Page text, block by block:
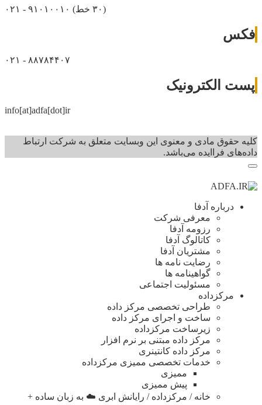
۰۲۱ - ۹۱۰۱۰۰۱۰ (۳۰ خط)
فکس
۰۲۱ - ۸۸۷۸۴۴۰۷
پست الکترونیک
info[at]adfa[dot]ir
کلیه حقوق مادی و معنوی این وبسایت متعلق به شرکت ارتباط
داده‌های فرا‌ایده می‌باشد.
درباره آدفا
معرفی شرکت
رزومه آدفا
کاتالوگ آدفا
مشتریان آدفا
رضایت نامه ها
گواهینامه ها
مسئولیت اجتماعی
مرکزداده
طراحی تخصصی مرکز داده
ساخت و اجرای مرکز داده
زیرساخت مرکزداده
مرکز داده مبتنی بر نرم افزار
مرکز داده کانتینری
خدمات تخصصی ممیزی مرکزداده
ممیزی
پیش ممیزی
خانه / مرکزداده / رایانش ابری ☁️ به زبان ساده +